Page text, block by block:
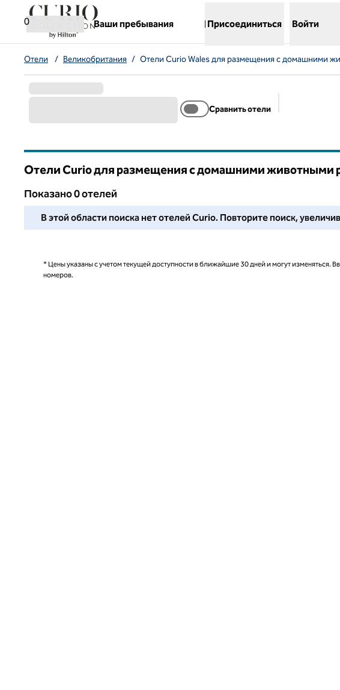
Перейти к содержанию
0
Ваши пребывания
,открывается новая вкладка
Присоединиться Войти
Отели / Великобритания / Отели Curio Wales для размещения с домашними
Сравнить отели
Отели Curio для размещения с домашними животными
Показанo 0 отелей
Мы не смогли найти для вас ни одного отеля в этом районе. Настройте
В этой области поиска нет отелей Curio. Повторите поиск,
* Цены указаны с учетом текущей доступности в ближайшие 30 дней и могут изменяться.
номеров.